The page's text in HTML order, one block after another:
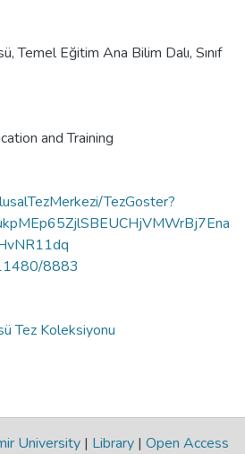
Temel Eğitim Ana Bilim Dalı, Sınıf
and Training
TezGoster?
8883
Tez Koleksiyonu
University | Library | Open Access